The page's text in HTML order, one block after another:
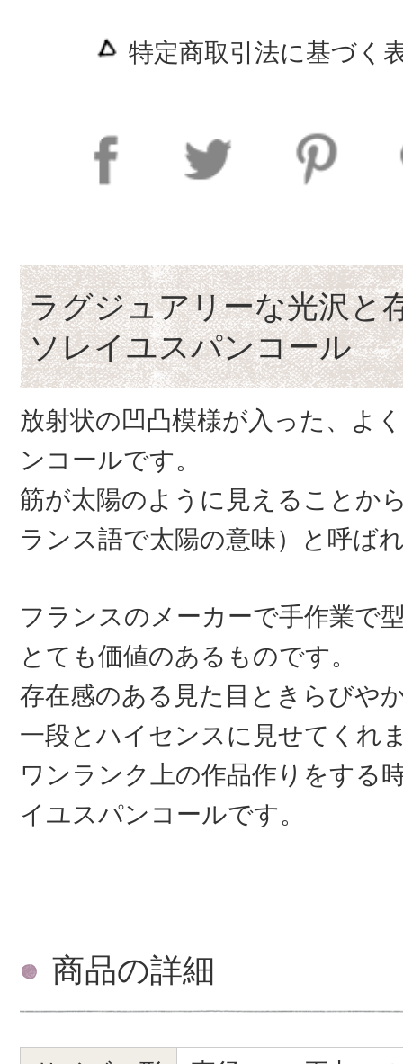
特定商取引法に基づく
ラグジュアリーな光沢と
ソレイユスパンコール
放射状の凹凸模様が入った、よ
ンコールです。
筋が太陽のように見えることか
ランス語で太陽の意味）と呼ば
フランスのメーカーで手作業で
とても価値のあるものです。
存在感のある見た目ときらびや
一段とハイセンスに見せてくれ
ワンランク上の作品作りをする
イユスパンコールです。
商品の詳細